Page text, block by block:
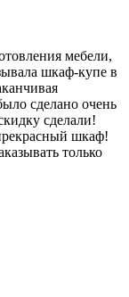
мебели,
шкаф-купе в
сделано очень
сделали!
шкаф!
только